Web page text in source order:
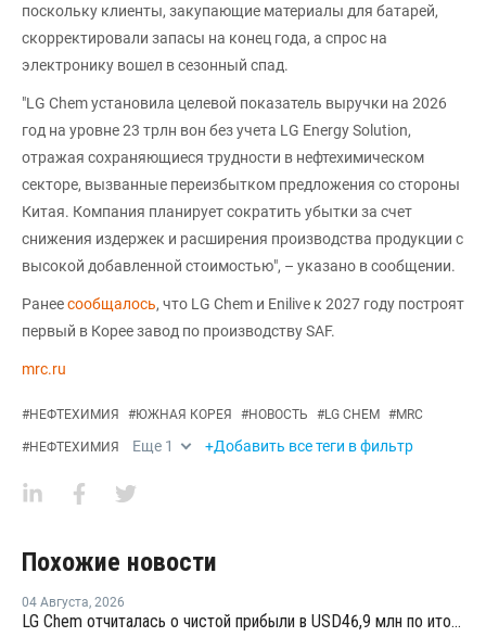
поскольку клиенты, закупающие материалы для батарей,
скорректировали запасы на конец года, а спрос на
электронику вошел в сезонный спад.
"LG Chem установила целевой показатель выручки на 2026
год на уровне 23 трлн вон без учета LG Energy Solution,
отражая сохраняющиеся трудности в нефтехимическом
секторе, вызванные переизбытком предложения со стороны
Китая. Компания планирует сократить убытки за счет
снижения издержек и расширения производства продукции с
высокой добавленной стоимостью", – указано в сообщении.
Ранеесообщалось, что LG Chem и Enilive к 2027 году построят
первый в Корее завод по производству SAF.
mrc.ru
#НЕФТЕХИМИЯ #ЮЖНАЯ КОРЕЯ #НОВОСТЬ #LG CHEM #MRC
#НЕФТЕХИМИЯ Еще 1 +Добавить все теги в фильтр
Похожие новости
04 Августа, 2026
LG Chem отчиталась о чистой прибыли в USD46,9 млн по итогам второго квартала 2026 года